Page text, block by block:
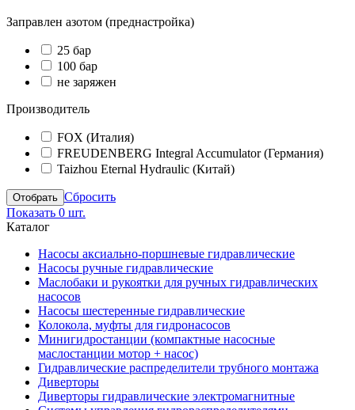
Заправлен азотом (преднастройка)
25 бар
100 бар
не заряжен
Производитель
FOX (Италия)
FREUDENBERG Integral Accumulator (Германия)
Taizhou Eternal Hydraulic (Китай)
Сбросить
Показать 0 шт.
Каталог
Насосы аксиально-поршневые гидравлические
Насосы ручные гидравлические
Маслобаки и рукоятки для ручных гидравлических
насосов
Насосы шестеренные гидравлические
Колокола, муфты для гидронасосов
Минигидростанции (компактные насосные
маслостанции мотор + насос)
Гидравлические распределители трубного монтажа
Диверторы
Диверторы гидравлические электромагнитные